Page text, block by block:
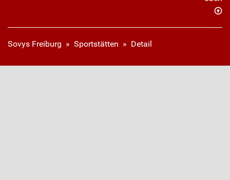
Sovys Freiburg » Sportstätten » Detail